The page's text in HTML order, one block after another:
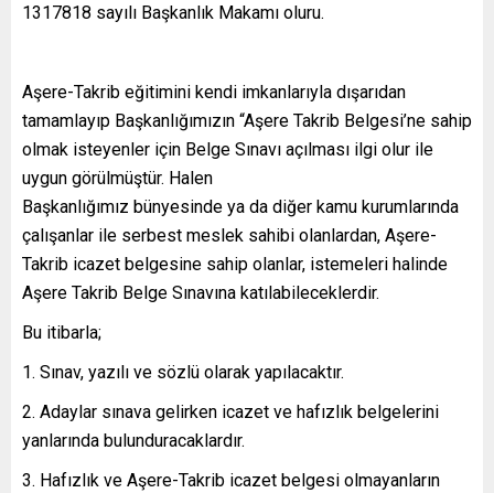
1317818 sayılı Başkanlık Makamı oluru.
Aşere-Takrib eğitimini kendi imkanlarıyla dışarıdan
tamamlayıp Başkanlığımızın “Aşere Takrib Belgesi’ne sahip
olmak isteyenler için Belge Sınavı açılması ilgi olur ile
uygun görülmüştür. Halen
Başkanlığımız bünyesinde ya da diğer kamu kurumlarında
çalışanlar ile serbest meslek sahibi olanlardan, Aşere-
Takrib icazet belgesine sahip olanlar, istemeleri halinde
Aşere Takrib Belge Sınavına katılabileceklerdir.
Bu itibarla;
Sınav, yazılı ve sözlü olarak yapılacaktır.
Adaylar sınava gelirken icazet ve hafızlık belgelerini
yanlarında bulunduracaklardır.
Hafızlık ve Aşere-Takrib icazet belgesi olmayanların